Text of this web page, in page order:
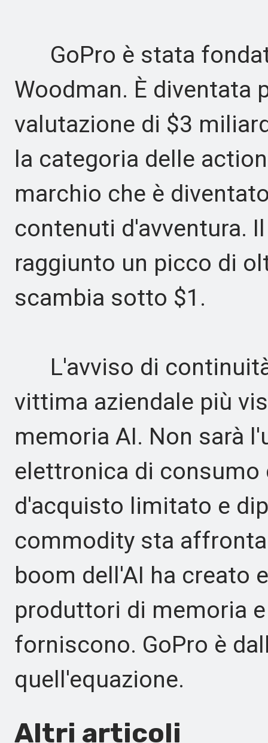
GoPro è stata
Woodman. È diventata
valutazione di $3
la categoria delle
marchio che è
contenuti d'avventura.
raggiunto un picco di
scambia sotto $1.
L'avviso di continuità
vittima aziendale più
memoria AI. Non sarà
elettronica di
d'acquisto limitato e
commodity sta
boom dell'AI ha creato
produttori di memoria
forniscono. GoPro è
quell'equazione.
Altri articoli